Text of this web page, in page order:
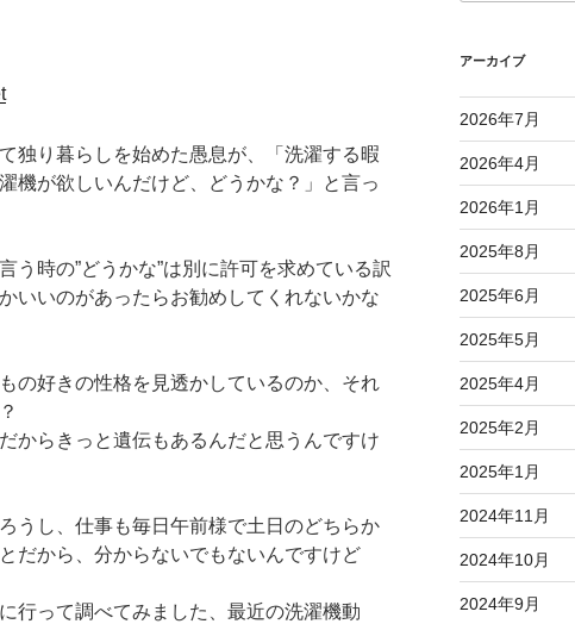
独り暮らしを始めた愚息が、「洗濯する暇
機が欲しいんだけど、どうかな？」と言っ
う時の”どうかな”は別に許可を求めている訳
いいのがあったらお勧めしてくれないかな
の好きの性格を見透かしているのか、それ
からきっと遺伝もあるんだと思うんですけ
うし、仕事も毎日午前様で土日のどちらか
だから、分からないでもないんですけど
行って調べてみました、最近の洗濯機動
アーカイブ
2026年7月
2026年4月
2026年1月
2025年8月
2025年6月
2025年5月
2025年4月
2025年2月
2025年1月
2024年11月
2024年10月
2024年9月